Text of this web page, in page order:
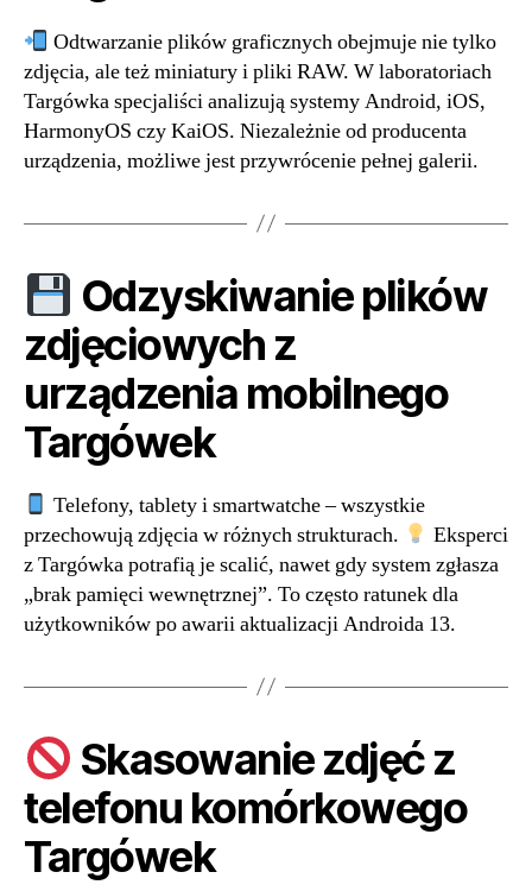
Odtwarzanie plików graficznych obejmuje nie tylko
zdjęcia, ale też miniatury i pliki RAW. W laboratoriach
Targówka specjaliści analizują systemy Android, iOS,
HarmonyOS czy KaiOS. Niezależnie od producenta
urządzenia, możliwe jest przywrócenie pełnej galerii.
Odzyskiwanie plików
zdjęciowych z
urządzenia mobilnego
Targówek
Telefony, tablety i smartwatche – wszystkie
przechowują zdjęcia w różnych strukturach.
Eksperci
z Targówka potrafią je scalić, nawet gdy system zgłasza
„brak pamięci wewnętrznej”. To często ratunek dla
użytkowników po awarii aktualizacji Androida 13.
Skasowanie zdjęć z
telefonu komórkowego
Targówek